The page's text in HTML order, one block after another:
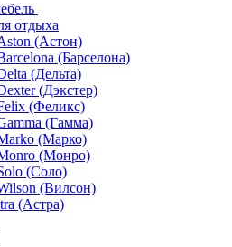
отдыха
(Астон)
(Барселона)
(Дельта)
(Дэкстер)
(Феликс)
(Гамма)
(Марко)
(Монро)
(Соло)
(Вилсон)
(Астра)